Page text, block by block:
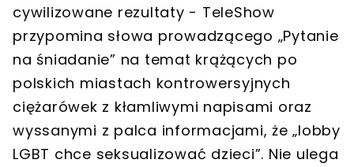
cywilizowane rezultaty - TeleShow
przypomina słowa prowadzącego „Pytanie
na śniadanie” na temat krążących po
polskich miastach kontrowersyjnych
ciężarówek z kłamliwymi napisami oraz
wyssanymi z palca informacjami, że „lobby
LGBT chce seksualizować dzieci”. Nie ulega